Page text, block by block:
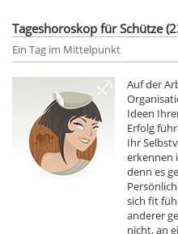
Tageshoroskop für Schütze
Ein Tag im Mittelpunkt
Auf der
Ideen
Erfolg
Ihr
erkennen
denn es
sich fit
anderer
nicht, an